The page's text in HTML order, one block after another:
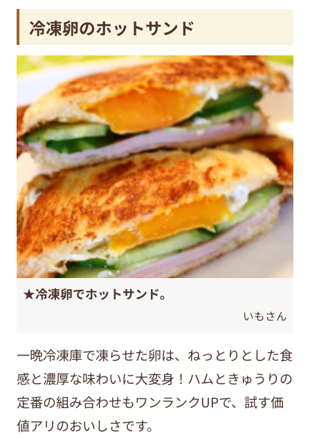
冷凍卵のホットサンド
★冷凍卵でホットサンド。
いもさん
一晩冷凍庫で凍らせた卵は、ねっとりとした食
感と濃厚な味わいに大変身！ハムときゅうりの
定番の組み合わせもワンランクUPで、試す価
値アリのおいしさです。